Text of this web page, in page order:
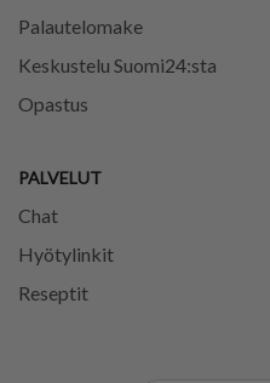
Palautelomake
Keskustelu Suomi24:sta
Opastus
PALVELUT
Chat
Hyötylinkit
Reseptit